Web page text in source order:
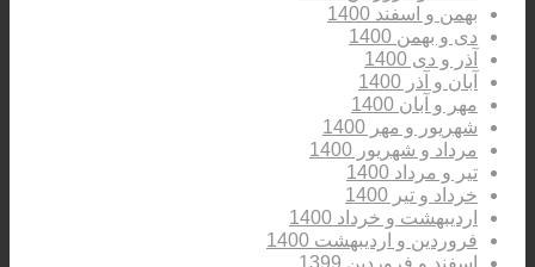
بهمن و اسفند 1400
دی و بهمن 1400
آذر و دی 1400
آبان و آذر 1400
مهر و آبان 1400
شهریور و مهر 1400
مرداد و شهریور 1400
تیر و مرداد 1400
خرداد و تیر 1400
اردیبهشت و خرداد 1400
فروردین و اردیبهشت 1400